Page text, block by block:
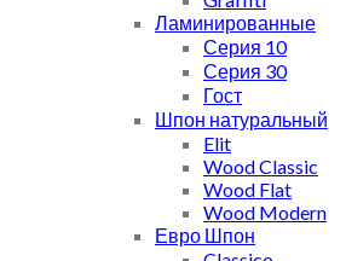
Ламинированные
Серия 10
Серия 30
Гост
Шпон натуральный
Elit
Wood Classic
Wood Flat
Wood Modern
Евро Шпон